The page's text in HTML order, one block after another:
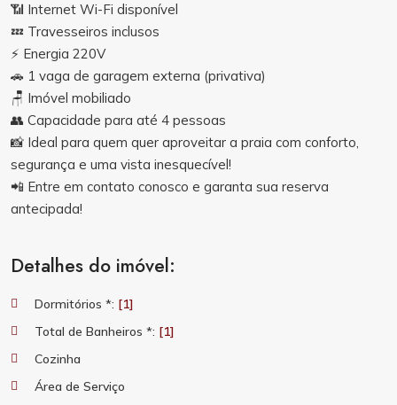
📶 Internet Wi-Fi disponível
💤 Travesseiros inclusos
⚡ Energia 220V
🚗 1 vaga de garagem externa (privativa)
🪑 Imóvel mobiliado
👥 Capacidade para até 4 pessoas
📸 Ideal para quem quer aproveitar a praia com conforto,
segurança e uma vista inesquecível!
📲 Entre em contato conosco e garanta sua reserva
antecipada!
Detalhes do imóvel:
Dormitórios *: [1]
Total de Banheiros *: [1]
Cozinha
Área de Serviço